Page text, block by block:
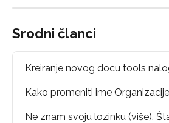
Srodni članci
Kreiranje novog docu tools
Kako promeniti ime
Ne znam svoju lozinku (više).